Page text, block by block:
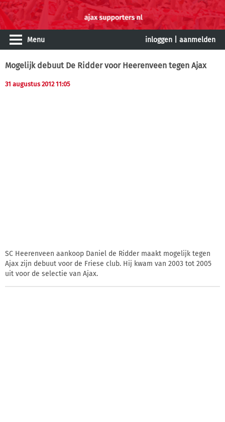
Menu inloggen aanmelden
Mogelijk debuut De Ridder voor Heerenveen tegen Ajax
31 augustus 2012 11:05
SC Heerenveen aankoop Daniel de Ridder maakt mogelijk tegen
Ajax zijn debuut voor de Friese club. Hij kwam van 2003 tot 2005
uit voor de selectie van Ajax.